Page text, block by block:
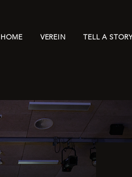
HOME VEREIN TELL A